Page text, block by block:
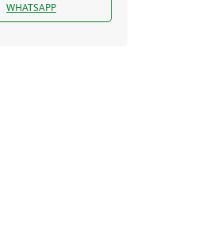
WHATSAPP